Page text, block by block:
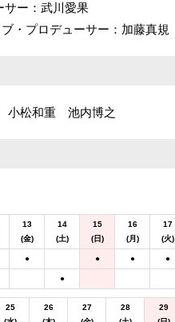
ー：武川愛果
・プロデューサー：加藤真規
松和重 池内博之
13
(金)
14
(土)
15
(日)
16
(月)
17
(火)
● ● ● ●
●
25
26
27
28
29